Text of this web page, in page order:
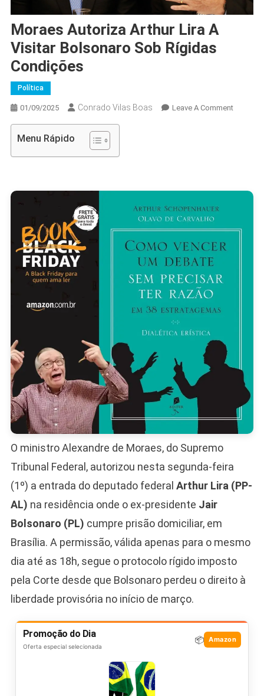
Moraes Autoriza Arthur Lira A
Visitar Bolsonaro Sob Rígidas
Condições
Política
01/09/2025 Conrado Vilas Boas Leave A CommentOn
Rígidas
Menu Rápido
O ministro Alexandre de Moraes, do Supremo
Tribunal Federal, autorizou nesta segunda-feira
(1º) a entrada do deputado federal Arthur Lira (PP-
AL) na residência onde o ex-presidente Jair
Bolsonaro (PL) cumpre prisão domiciliar, em
Brasília. A permissão, válida apenas para o mesmo
dia até as 18h, segue o protocolo rígido imposto
pela Corte desde que Bolsonaro perdeu o direito à
liberdade provisória no início de março.
Promoção do Dia
Oferta especial selecionada
📦 Amazon